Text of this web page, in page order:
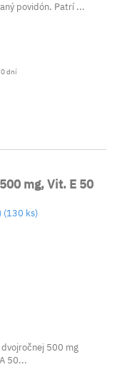
povidón. Patrí ...
dní
mg, Vit. E 50
(130 ks)
500 mg
50...